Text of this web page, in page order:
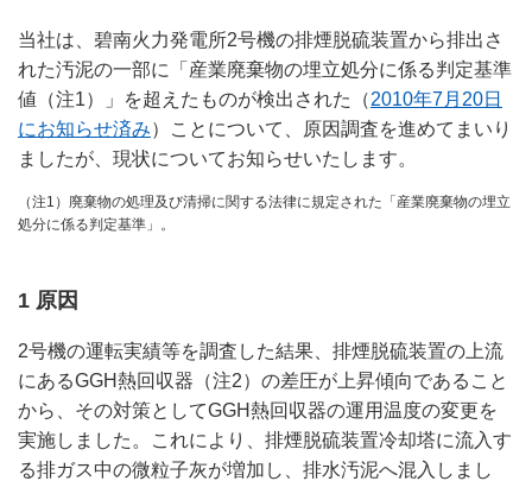
当社は、碧南火力発電所2号機の排煙脱硫装置から排出さ
れた汚泥の一部に「産業廃棄物の埋立処分に係る判定基準
値（注1）」を超えたものが検出された（2010年7月20日
にお知らせ済み）ことについて、原因調査を進めてまいり
ましたが、現状についてお知らせいたします。
（注1）廃棄物の処理及び清掃に関する法律に規定された「産業廃棄物の埋立
処分に係る判定基準」。
1 原因
2号機の運転実績等を調査した結果、排煙脱硫装置の上流
にあるGGH熱回収器（注2）の差圧が上昇傾向であること
から、その対策としてGGH熱回収器の運用温度の変更を
実施しました。これにより、排煙脱硫装置冷却塔に流入す
る排ガス中の微粒子灰が増加し、排水汚泥へ混入しまし